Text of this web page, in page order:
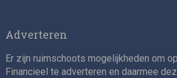
Adverteren
Er zijn ruimschoots mogelijkheden om
Financieel te adverteren en daarmee